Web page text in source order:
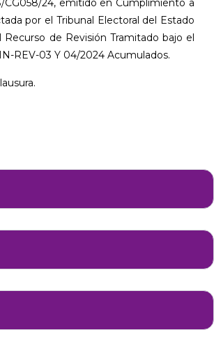
CG058/24, emitido en Cumplimiento a
por el Tribunal Electoral del Estado
Recurso de Revisión Tramitado bajo el
REV-03 Y 04/2024 Acumulados.